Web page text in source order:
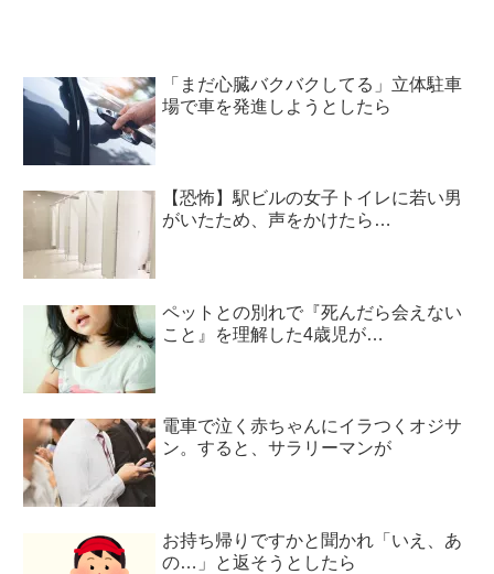
「まだ心臓バクバクしてる」立体駐車
場で車を発進しようとしたら
【恐怖】駅ビルの女子トイレに若い男
がいたため、声をかけたら…
ペットとの別れで『死んだら会えない
こと』を理解した4歳児が…
電車で泣く赤ちゃんにイラつくオジサ
ン。すると、サラリーマンが
お持ち帰りですかと聞かれ「いえ、あ
の…」と返そうとしたら